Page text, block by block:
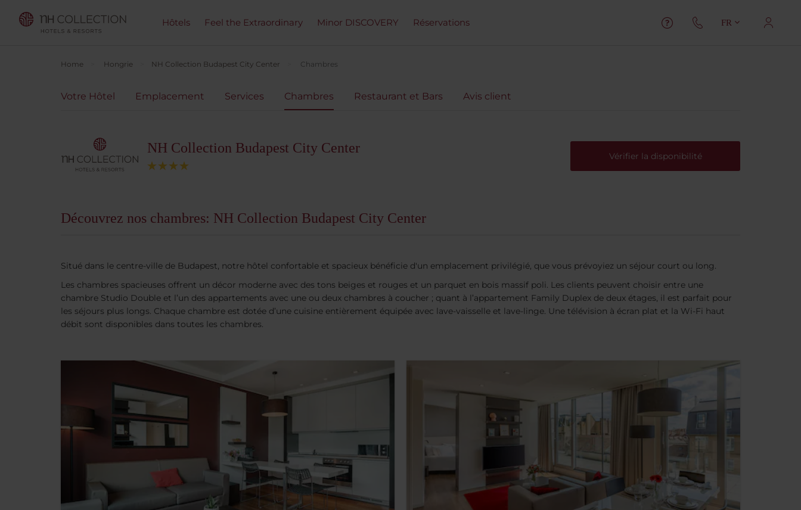
Hôtels Feel the Extraordinary Minor DISCOVERY Réservations FR
Home Hongrie NH Collection Budapest City Center Chambres
Votre Hôtel Emplacement Services Chambres Restaurant et Bars Avis client
NH Collection Budapest City Center
Vérifier la disponibilité
Découvrez nos chambres: NH Collection Budapest City Center
Situé dans le centre-ville de Budapest, notre hôtel confortable et spacieux bénéficie d'un emplacement privilégié, que vous prévoyiez un séjour court ou long.
Les chambres spacieuses offrent un décor moderne avec des tons beiges et rouges et un parquet en bois massif poli. Les clients peuvent choisir entre une
chambre Studio Double et l’un des appartements avec une ou deux chambres à coucher ; quant à l’appartement Family Duplex de deux étages, il est parfait pour
les séjours plus longs. Chaque chambre est dotée d’une cuisine entièrement équipée avec lave-vaisselle et lave-linge. Une télévision à écran plat et la Wi-Fi haut
débit sont disponibles dans toutes les chambres.